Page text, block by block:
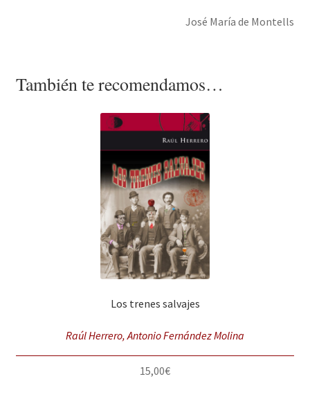
José María de Montells
También te recomendamos…
Los trenes salvajes
Raúl Herrero, Antonio Fernández Molina
15,00€